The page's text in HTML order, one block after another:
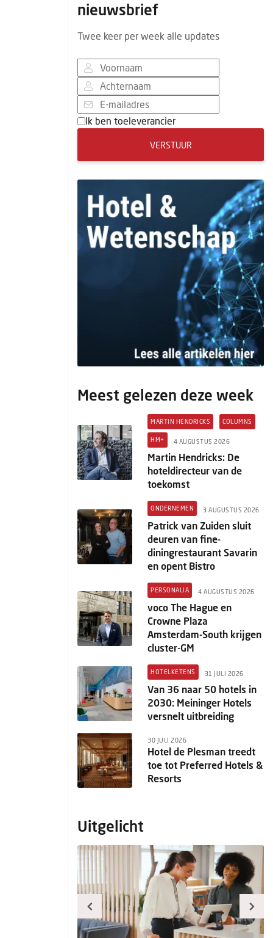
nieuwsbrief
Twee keer per week alle updates
Ik ben toeleverancier
VERSTUUR
Meest gelezen deze week
MARTIN HENDRICKS COLUMNS
HM+ 4 AUGUSTUS 2026
Martin Hendricks: De
hoteldirecteur van de
toekomst
ONDERNEMEN 3 AUGUSTUS 2026
Patrick van Zuiden sluit
deuren van fine-
diningrestaurant Savarin
en opent Bistro
PERSONALIA 4 AUGUSTUS 2026
voco The Hague en
Crowne Plaza
Amsterdam-South krijgen
cluster-GM
HOTELKETENS 31 JULI 2026
Van 36 naar 50 hotels in
2030: Meininger Hotels
versnelt uitbreiding
30 JULI 2026
Hotel de Plesman treedt
toe tot Preferred Hotels &
Resorts
Uitgelicht